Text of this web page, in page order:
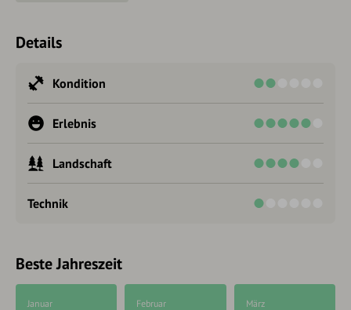
Details
Kondition
Erlebnis
Landschaft
Technik
Beste Jahreszeit
Januar Februar März